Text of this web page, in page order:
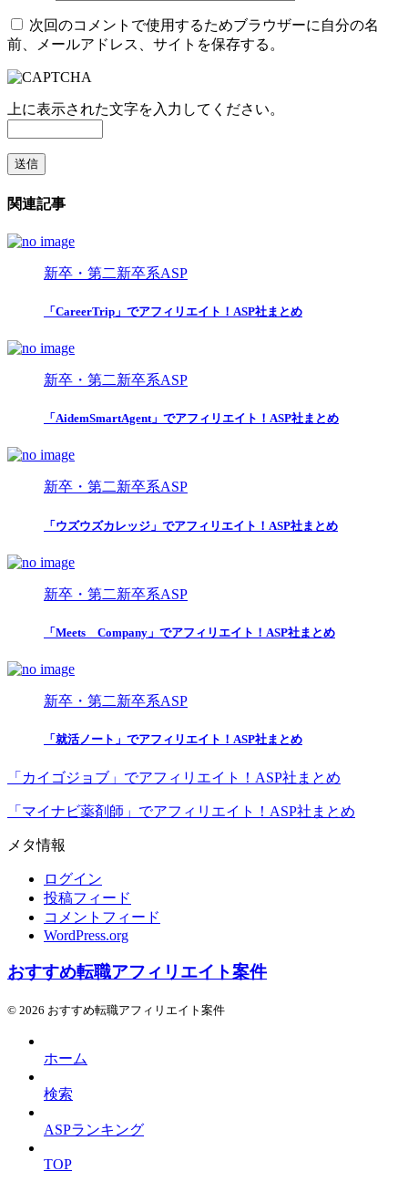
次回のコメントで使用するためブラウザーに自分の名
前、メールアドレス、サイトを保存する。
上に表示された文字を入力してください。
関連記事
新卒・第二新卒系ASP
「CareerTrip」でアフィリエイト！ASP社まとめ
新卒・第二新卒系ASP
「AidemSmartAgent」でアフィリエイト！ASP社まとめ
新卒・第二新卒系ASP
「ウズウズカレッジ」でアフィリエイト！ASP社まとめ
新卒・第二新卒系ASP
「Meets Company」でアフィリエイト！ASP社まとめ
新卒・第二新卒系ASP
「就活ノート」でアフィリエイト！ASP社まとめ
「カイゴジョブ」でアフィリエイト！ASP社まとめ
「マイナビ薬剤師」でアフィリエイト！ASP社まとめ
メタ情報
ログイン
投稿フィード
コメントフィード
WordPress.org
おすすめ転職アフィリエイト案件
© 2026 おすすめ転職アフィリエイト案件
ホーム
検索
ASPランキング
TOP